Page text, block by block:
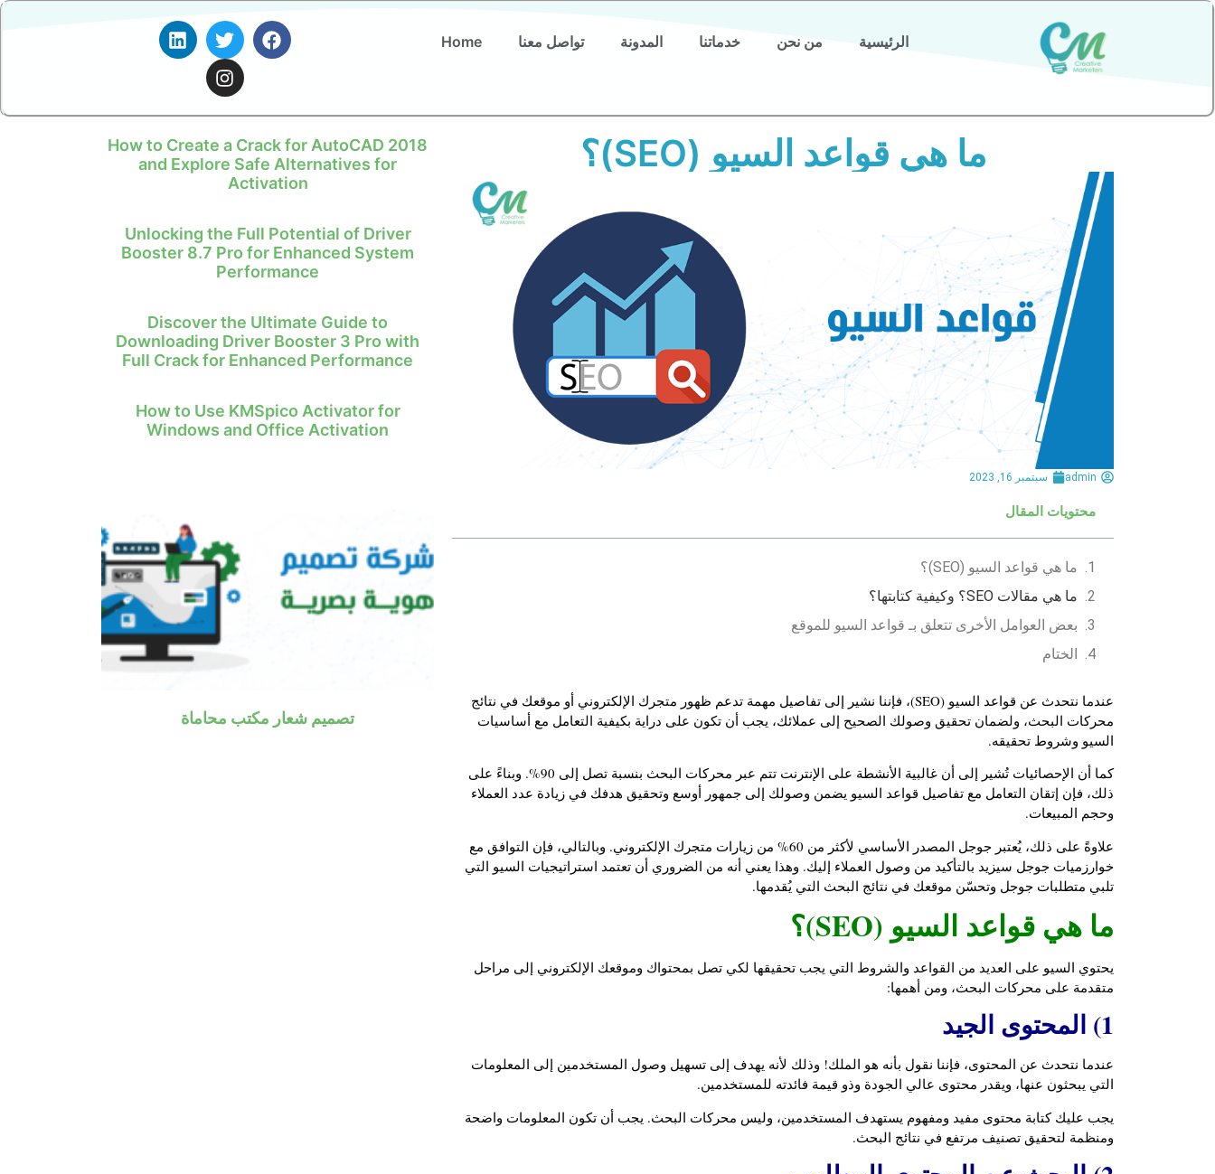
الرئيسية من نحن خدماتنا المدونة تواصل معنا Home
ما هي قواعد السيو (SEO)؟
admin سبتمبر 16, 2023
محتويات المقال
ما هي قواعد السيو (SEO)؟
ما هي مقالات SEO؟ وكيفية كتابتها؟
بعض العوامل الأخرى تتعلق بـ قواعد السيو للموقع
الختام
عندما نتحدث عن قواعد السيو (SEO)، فإننا نشير إلى تفاصيل مهمة تدعم ظهور متجرك الإلكتروني أو موقعك في نتائج
محركات البحث، ولضمان تحقيق وصولك الصحيح إلى عملائك، يجب أن تكون على دراية بكيفية التعامل مع أساسيات
السيو وشروط تحقيقه.
كما أن الإحصائيات تُشير إلى أن غالبية الأنشطة على الإنترنت تتم عبر محركات البحث بنسبة تصل إلى 90%. وبناءً على
ذلك، فإن إتقان التعامل مع تفاصيل قواعد السيو يضمن وصولك إلى جمهور أوسع وتحقيق هدفك في زيادة عدد العملاء
وحجم المبيعات.
علاوةً على ذلك، يُعتبر جوجل المصدر الأساسي لأكثر من 60% من زيارات متجرك الإلكتروني. وبالتالي، فإن التوافق مع
خوارزميات جوجل سيزيد بالتأكيد من وصول العملاء إليك. وهذا يعني أنه من الضروري أن تعتمد استراتيجيات السيو التي
تلبي متطلبات جوجل وتحسّن موقعك في نتائج البحث التي يُقدمها.
ما هي قواعد السيو (SEO)؟
يحتوي السيو على العديد من القواعد والشروط التي يجب تحقيقها لكي تصل بمحتواك وموقعك الإلكتروني إلى مراحل
متقدمة على محركات البحث، ومن أهمها:
1) المحتوى الجيد
عندما نتحدث عن المحتوى، فإننا نقول بأنه هو الملك! وذلك لأنه يهدف إلى تسهيل وصول المستخدمين إلى المعلومات
التي يبحثون عنها، ويقدر محتوى عالي الجودة وذو قيمة فائدته للمستخدمين.
يجب عليك كتابة محتوى مفيد ومفهوم يستهدف المستخدمين، وليس محركات البحث. يجب أن تكون المعلومات واضحة
ومنظمة لتحقيق تصنيف مرتفع في نتائج البحث.
How to Create a Crack for AutoCAD 2018
and Explore Safe Alternatives for
Activation
Unlocking the Full Potential of Driver
Booster 8.7 Pro for Enhanced System
Performance
Discover the Ultimate Guide to
Downloading Driver Booster 3 Pro with
Full Crack for Enhanced Performance
How to Use KMSpico Activator for
Windows and Office Activation
تصميم شعار مكتب محاماة